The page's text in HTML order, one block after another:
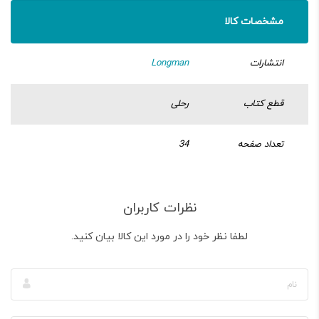
مشخصات کالا
انتشارات Longman
قطع کتاب رحلی
تعداد صفحه 34
نظرات کاربران
لطفا نظر خود را در مورد این کالا بیان کنید.